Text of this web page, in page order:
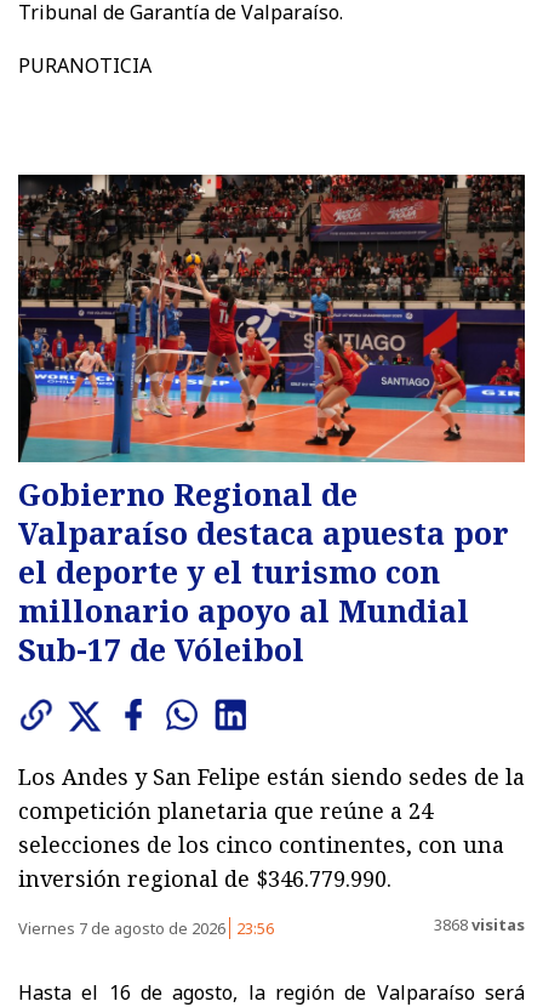
Tribunal de Garantía de Valparaíso.
PURANOTICIA
Gobierno Regional de
Valparaíso destaca apuesta por
el deporte y el turismo con
millonario apoyo al Mundial
Sub-17 de Vóleibol
Los Andes y San Felipe están siendo sedes de la
competición planetaria que reúne a 24
selecciones de los cinco continentes, con una
inversión regional de $346.779.990.
Viernes 7 de agosto de 2026 23:56 3868visitas
Hasta el 16 de agosto, la región de Valparaíso será